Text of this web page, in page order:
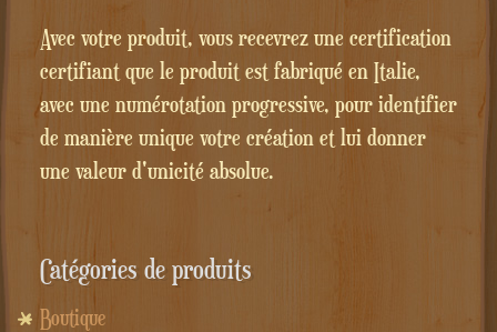
Avec votre produit, vous recevrez une certification
certifiant que le produit est fabriqué en Italie,
avec une numérotation progressive, pour identifier
de manière unique votre création et lui donner
une valeur d'unicité absolue.
Catégories de produits
Boutique